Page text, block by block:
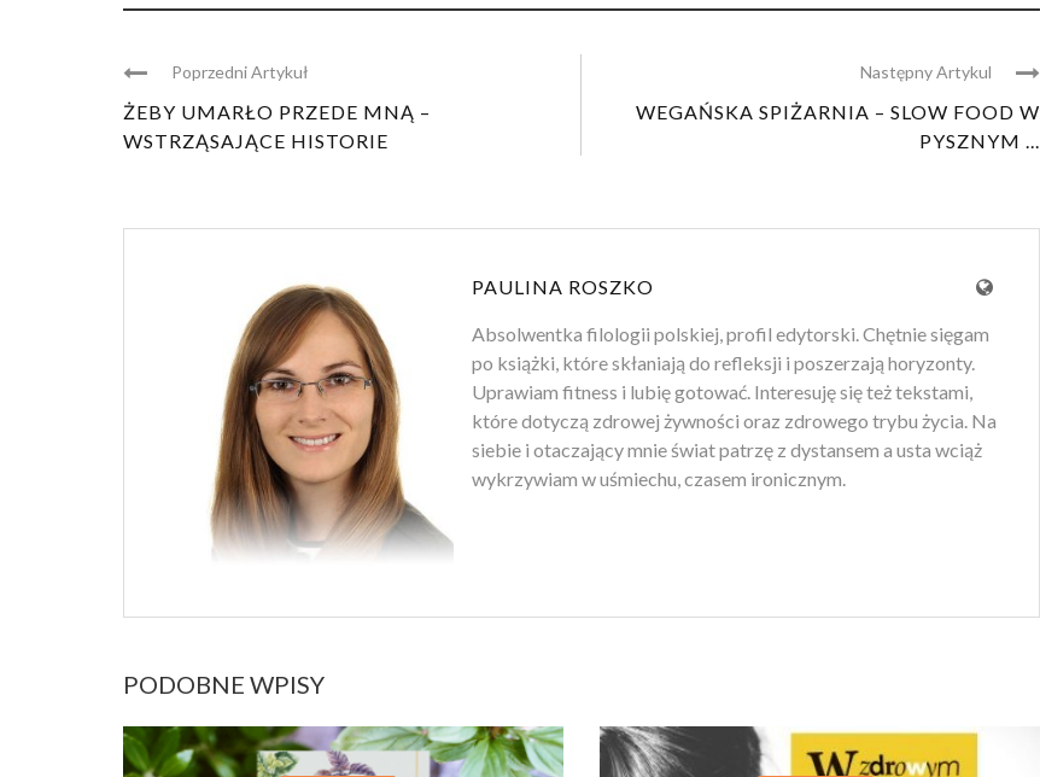
Poprzedni Artykuł
ŻEBY UMARŁO PRZEDE MNĄ –
WSTRZĄSAJĄCE HISTORIE
Następny Artykul
WEGAŃSKA SPIŻARNIA – SLOW FOOD W
PYSZNYM ...
PAULINA ROSZKO
Absolwentka filologii polskiej, profil edytorski. Chętnie sięgam
po książki, które skłaniają do refleksji i poszerzają horyzonty.
Uprawiam fitness i lubię gotować. Interesuję się też tekstami,
które dotyczą zdrowej żywności oraz zdrowego trybu życia. Na
siebie i otaczający mnie świat patrzę z dystansem a usta wciąż
wykrzywiam w uśmiechu, czasem ironicznym.
PODOBNE WPISY